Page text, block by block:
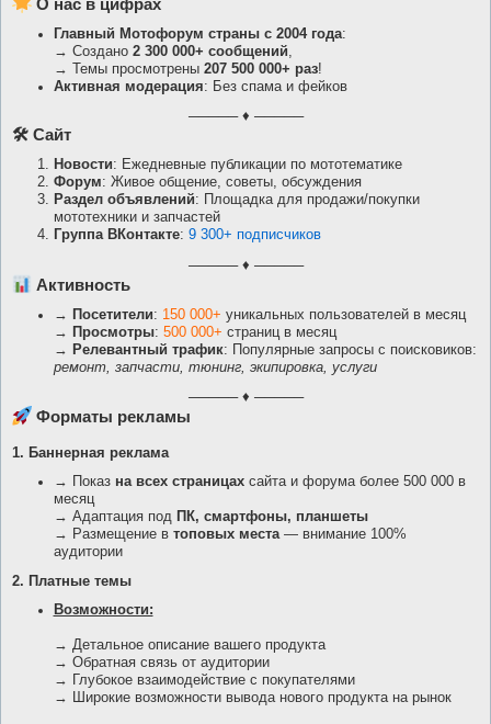
О нас в цифрах
Главный Мотофорум страны с 2004 года:
→ Создано 2 300 000+ сообщений,
→ Темы просмотрены 207 500 000+ раз!
Активная модерация: Без спама и фейков
───── ♦ ─────
🛠 Сайт
Новости: Ежедневные публикации по мототематике
Форум: Живое общение, советы, обсуждения
Раздел объявлений: Площадка для продажи/покупки
мототехники и запчастей
Группа ВКонтакте: 9 300+ подписчиков
───── ♦ ─────
Активность
→ Посетители: 150 000+ уникальных пользователей в месяц
→ Просмотры: 500 000+ страниц в месяц
→ Релевантный трафик: Популярные запросы с поисковиков:
ремонт, запчасти, тюнинг, экипировка, услуги
───── ♦ ─────
Форматы рекламы
1. Баннерная реклама
→ Показ на всех страницахсайта и форума более 500 000 в
месяц
→ Адаптация под ПК, смартфоны, планшеты
→ Размещение в топовых места— внимание 100%
аудитории
2. Платные темы
Возможности:
→ Детальное описание вашего продукта
→ Обратная связь от аудитории
→ Глубокое взаимодействие с покупателями
→ Широкие возможности вывода нового продукта на рынок